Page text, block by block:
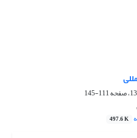
111-145
497.6 K